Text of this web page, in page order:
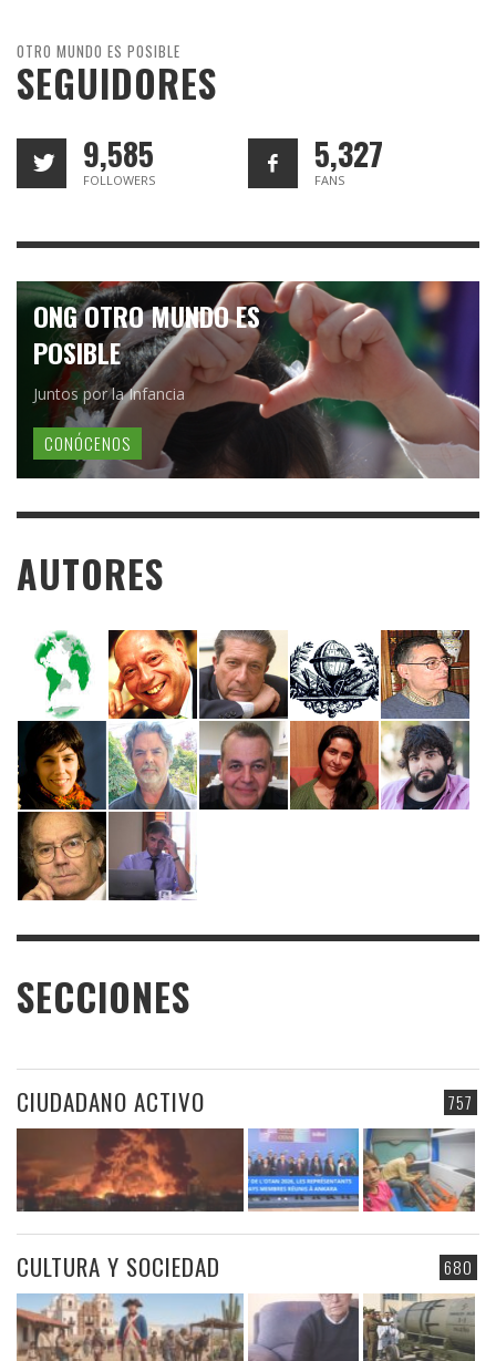
OTRO MUNDO ES POSIBLE
SEGUIDORES
9,585
FOLLOWERS
5,327
FANS
ONG OTRO MUNDO ES
POSIBLE
Juntos por la Infancia
CONÓCENOS
AUTORES
SECCIONES
757
CIUDADANO ACTIVO
680
CULTURA Y SOCIEDAD